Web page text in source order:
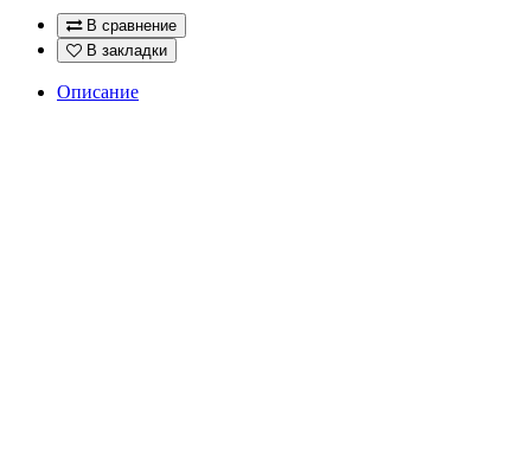
В сравнение
В закладки
Описание